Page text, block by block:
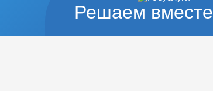
Решаем вместе